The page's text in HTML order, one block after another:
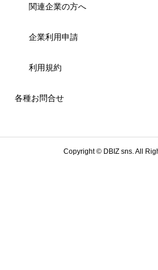
関連企業の方へ
企業利用申請
利用規約
各種お問合せ
Copyright ©DBIZ sns. All